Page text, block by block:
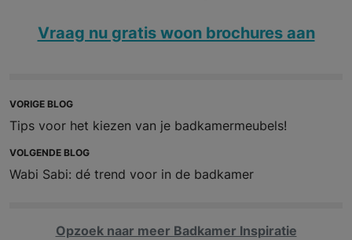
Vraag nu gratis woon brochures aan
VORIGE BLOG
Tips voor het kiezen van je badkamermeubels!
VOLGENDE BLOG
Wabi Sabi: dé trend voor in de badkamer
Opzoek naar meer Badkamer Inspiratie